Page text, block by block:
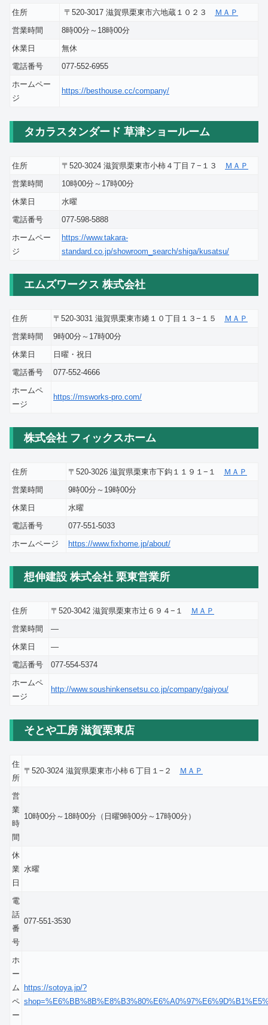
住所 〒520-3017 滋賀県栗東市六地蔵１０２３
ＭＡＰ
営業時間
8時00分～18時00分
休業日
無休
電話番号
077-552-6955
ホームペー
ジ
https://besthouse.cc/company/
タカラスタンダード 草津ショールーム
住所 〒520-3024 滋賀県栗東市小柿４丁目７−１３
ＭＡＰ
営業時間
10時00分～17時00分
休業日
水曜
電話番号
077-598-5888
ホームペー
ジ
https://www.takara-
standard.co.jp/showroom_search/shiga/kusatsu/
エムズワークス 株式会社
住所 〒520-3031 滋賀県栗東市綣１０丁目１３−１５
ＭＡＰ
営業時間
9時00分～17時00分
休業日
日曜・祝日
電話番号
077-552-4666
ホームペ
ージ
https://msworks-pro.com/
株式会社 フィックスホーム
住所 〒520-3026 滋賀県栗東市下鈎１１９１−１
ＭＡＰ
営業時間
9時00分～19時00分
休業日
水曜
電話番号
077-551-5033
ホームページ
https://www.fixhome.jp/about/
想伸建設 株式会社 栗東営業所
住所 〒520-3042 滋賀県栗東市辻６９４−１
ＭＡＰ
営業時間
―
休業日
―
電話番号
077-554-5374
ホームペ
ージ
http://www.soushinkensetsu.co.jp/company/gaiyou/
そとや工房 滋賀栗東店
住
所
〒520-3024 滋賀県栗東市小柿６丁目１−２ ＭＡＰ
営
業
時
間
10時00分～18時00分（日曜9時00分～17時00分）
休
業
日
水曜
電
話
番
号
077-551-3530
ホ
ー
ム
ペ
ー
https://sotoya.jp/?